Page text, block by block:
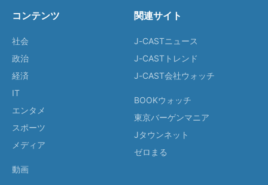
コンテンツ
社会
政治
経済
IT
エンタメ
スポーツ
メディア
動画
関連サイト
J-CASTニュース
J-CASTトレンド
J-CAST会社ウォッチ
BOOKウォッチ
東京バーゲンマニア
Jタウンネット
ゼロまる